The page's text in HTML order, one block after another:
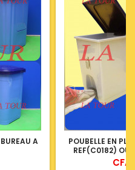
A
POUBELLE EN
REF(C0182)
Price